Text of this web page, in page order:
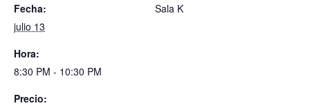
Fecha:
julio 13
Hora:
8:30 PM - 10:30 PM
Precio:
Sala K